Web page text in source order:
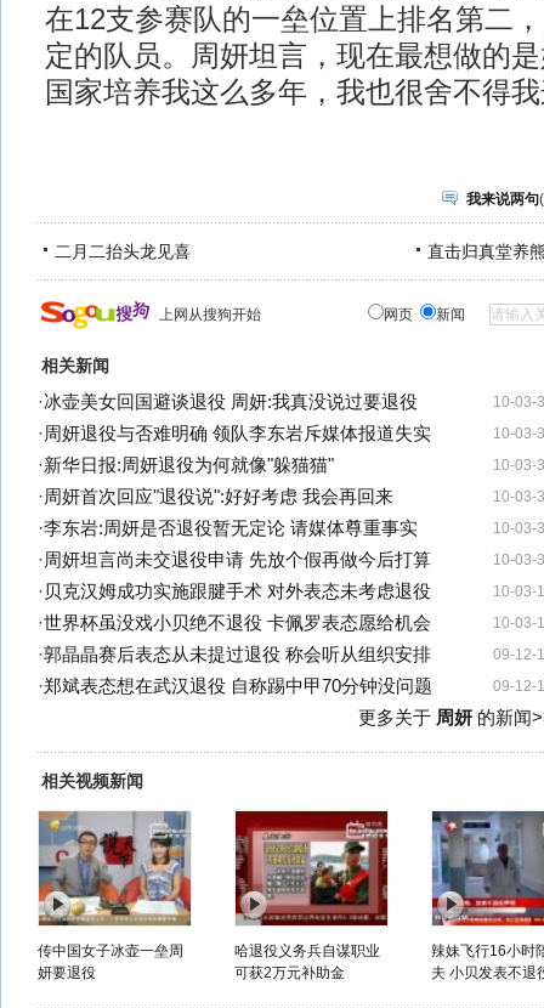
在12支参赛队的一垒位置上排名第二
定的队员。周妍坦言，现在最想做的
国家培养我这么多年，我也很舍不得
我来说两句(
二月二抬头龙见喜 直击归真堂养
上网从搜狗开始 网页 新闻
相关新闻
10-03-
·冰壶美女回国避谈退役 周妍:我真没说过要退役
10-03-
·周妍退役与否难明确 领队李东岩斥媒体报道失实
10-03-
·新华日报:周妍退役为何就像"躲猫猫"
10-03-
·周妍首次回应"退役说":好好考虑 我会再回来
10-03-
·李东岩:周妍是否退役暂无定论 请媒体尊重事实
10-03-
·周妍坦言尚未交退役申请 先放个假再做今后打算
10-03-
·贝克汉姆成功实施跟腱手术 对外表态未考虑退役
10-03-
·世界杯虽没戏小贝绝不退役 卡佩罗表态愿给机会
09-12-
·郭晶晶赛后表态从未提过退役 称会听从组织安排
09-12-
·郑斌表态想在武汉退役 自称踢中甲70分钟没问题
更多关于 周妍的新闻
相关视频新闻
传中国女子冰壶一垒周
妍要退役
哈退役义务兵自谋职业
可获2万元补助金
辣妹飞行16小时
夫 小贝发表不退